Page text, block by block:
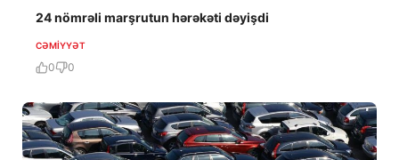
24 nömrəli marşrutun hərəkəti dəyişdi
CƏMIYYƏT
0 0